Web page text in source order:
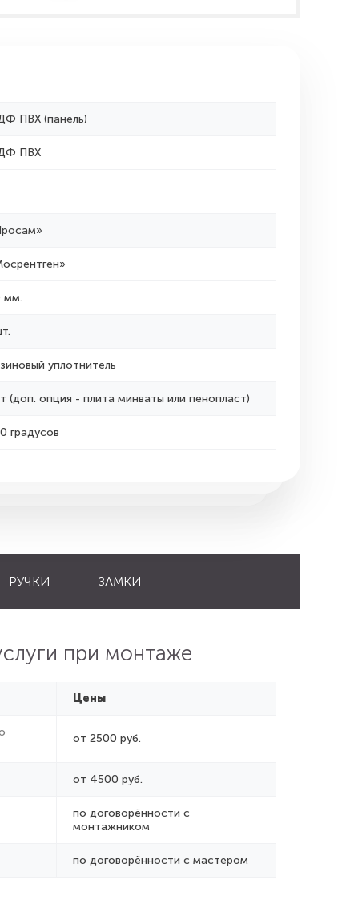
ПВХ (панель)
ПВХ
мм.
уплотнитель
(доп. опция - плита минваты или пенопласт)
градусов
РУЧКИ ЗАМКИ
при монтаже
Цены
от 2500 руб.
от 4500 руб.
по договорённости с
монтажником
по договорённости с мастером